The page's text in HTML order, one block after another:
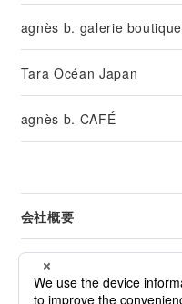
agnès b. galerie boutique
Tara Océan Japan
agnès b. CAFÉ
会社概要
リーガル